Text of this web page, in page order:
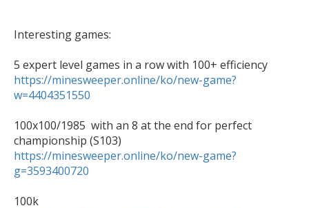
Interesting games:
https://minesweeper.online/ko/new-game?
w=4404351550
100x100/1985  with an 8 at the end for perfect
https://minesweeper.online/ko/new-game?
g=3593400720